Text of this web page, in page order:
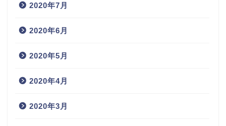
2020年7月
2020年6月
2020年5月
2020年4月
2020年3月